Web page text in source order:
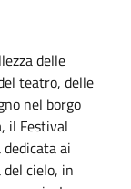
delle
teatro, delle
nel borgo
il Festival
ai
del cielo, in